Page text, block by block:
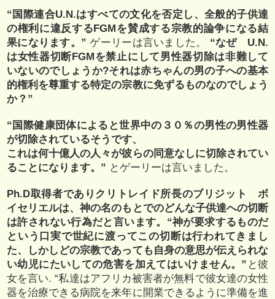
“国際連合U.N.はすべての文化を否定し、全般的子供達
の権利に違反するFGMを賛成する宗教的論争になる結
果になります。” ゲーリーは言いました。 “なぜ U.N.
は女性器切断FGMを禁止にして男性器切除は非難して
いないのでしょうか?それは赤ちゃんの男の子への基本
的権利を尊重する特定の宗教に免ずるものなのでしょう
か？”
“国際健康団体によると世界中の３０％の男性の男性器
が切除されているそうです、
これは何十億人の人々が彼らの同意なしに切除されてい
ることになります。” とゲーリーは言いました。
Ph.D取得者でありクリトレイド所長のブリジット ボ
イセリエルは、神の名のもとでのどんな子供達への切断
は許されない行為だと言います。“神が要求するものだ
という口実で世紀に渡ってこの切断は行われてきまし
た、しかしどの宗教であっても自身の意思が伝えられな
い幼児にたいしての危害を加えてはいけません。” と彼
女を言い. “私達はアフリカ被害者が無料で彼女達の女性
器を治療できる病院を来年に開業できるように準備を進